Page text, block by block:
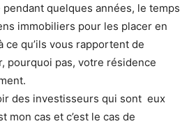
quelques années, le temps
immobiliers pour les placer en
ce qu’ils vous rapportent de
pourquoi pas, votre résidence
des investisseurs qui sont eux
mon cas et c’est le cas de